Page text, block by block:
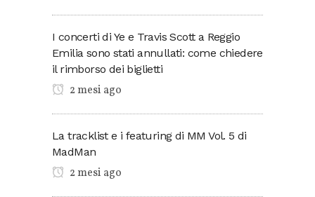
I concerti di Ye e Travis Scott a Reggio
Emilia sono stati annullati: come chiedere
il rimborso dei biglietti
2 mesi ago
La tracklist e i featuring di MM Vol. 5 di
MadMan
2 mesi ago